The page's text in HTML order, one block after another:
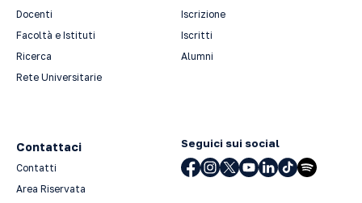
Docenti
Facoltà e Istituti
Ricerca
Rete Universitarie
Iscrizione
Iscritti
Alumni
Contattaci
Contatti
Area Riservata
Seguici sui social